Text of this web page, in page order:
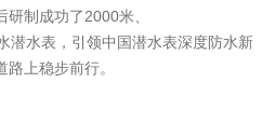
制成功了2000米、
潜水表，引领中国潜水表深度防水新
上稳步前行。